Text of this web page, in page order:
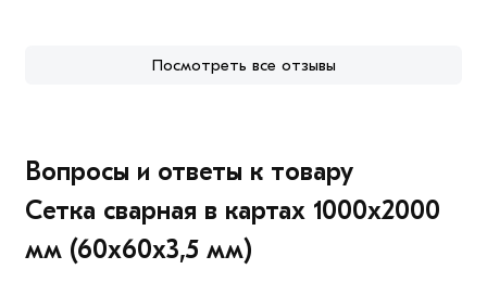
Посмотреть все отзывы
Вопросы и ответы к товару
Сетка сварная в картах 1000х2000
мм (60х60х3,5 мм)